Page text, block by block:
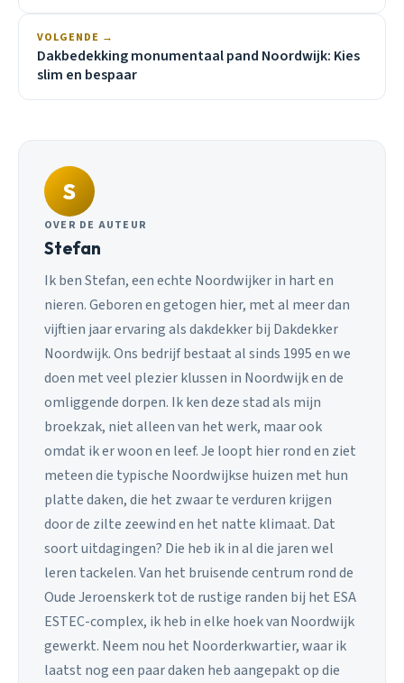
VOLGENDE →
Dakbedekking monumentaal pand Noordwijk: Kies
slim en bespaar
S
OVER DE AUTEUR
Stefan
Ik ben Stefan, een echte Noordwijker in hart en
nieren. Geboren en getogen hier, met al meer dan
vijftien jaar ervaring als dakdekker bij Dakdekker
Noordwijk. Ons bedrijf bestaat al sinds 1995 en we
doen met veel plezier klussen in Noordwijk en de
omliggende dorpen. Ik ken deze stad als mijn
broekzak, niet alleen van het werk, maar ook
omdat ik er woon en leef. Je loopt hier rond en ziet
meteen die typische Noordwijkse huizen met hun
platte daken, die het zwaar te verduren krijgen
door de zilte zeewind en het natte klimaat. Dat
soort uitdagingen? Die heb ik in al die jaren wel
leren tackelen. Van het bruisende centrum rond de
Oude Jeroenskerk tot de rustige randen bij het ESA
ESTEC-complex, ik heb in elke hoek van Noordwijk
gewerkt. Neem nou het Noorderkwartier, waar ik
laatst nog een paar daken heb aangepakt op die